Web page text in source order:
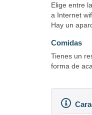
Elige entre
a Internet
Hay un
Comidas
Tienes un
forma de